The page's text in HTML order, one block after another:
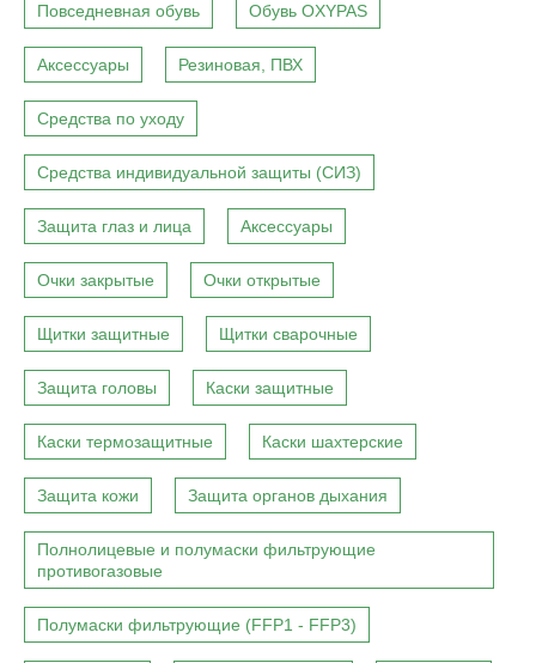
Повседневная обувь Обувь OXYPAS
Аксессуары Резиновая, ПВХ
Средства по уходу
Средства индивидуальной защиты (СИЗ)
Защита глаз и лица Аксессуары
Очки закрытые Очки открытые
Щитки защитные Щитки сварочные
Защита головы Каски защитные
Каски термозащитные Каски шахтерские
Защита кожи Защита органов дыхания
Полнолицевые и полумаски фильтрующие
противогазовые
Полумаски фильтрующие (FFP1 - FFP3)